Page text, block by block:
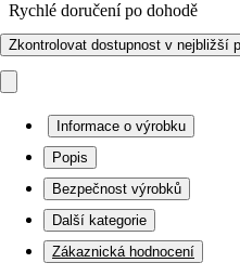
Rychlé doručení po dohodě
Zkontrolovat dostupnost v nejbližší
Informace o výrobku
Popis
Bezpečnost výrobků
Další kategorie
Zákaznická hodnocení